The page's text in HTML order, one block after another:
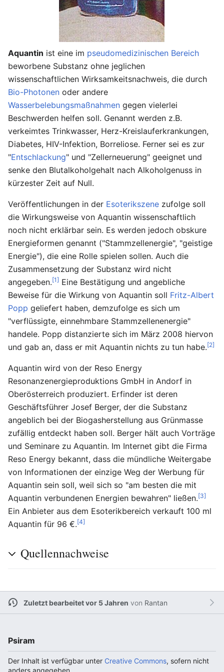
Aquantin ist eine im pseudomedizinischen Bereich
beworbene Substanz ohne jeglichen
wissenschaftlichen Wirksamkeitsnachweis, die durch
Bio-Photonen oder andere
Wasserbelebungsmaßnahmen gegen vielerlei
Beschwerden helfen soll. Genannt werden z.B.
verkeimtes Trinkwasser, Herz-Kreislauferkrankungen,
Diabetes, HIV-Infektion, Borreliose. Ferner sei es zur
"Entschlackung" und "Zellerneuerung" geeignet und
senke den Blutalkoholgehalt nach Alkoholgenuss in
kürzester Zeit auf Null.
Veröffentlichungen in der Esoterikszene zufolge soll
die Wirkungsweise von Aquantin wissenschaftlich
noch nicht erklärbar sein. Es werden jedoch obskure
Energieformen genannt ("Stammzellenergie", "geistige
Energie"), die eine Rolle spielen sollen. Auch die
Zusammensetzung der Substanz wird nicht
angegeben.[1] Eine Bestätigung und angebliche
Beweise für die Wirkung von Aquantin soll Fritz-Albert
Popp geliefert haben, demzufolge es sich um
"verflüssigte, einnehmbare Stammzellenenergie"
handele. Popp distanzierte sich im März 2008 hiervon
und gab an, dass er mit Aquantin nichts zu tun habe.[2]
Aquantin wird von der Reso Energy
Resonanzenergieproduktions GmbH in Andorf in
Oberösterreich produziert. Erfinder ist deren
Geschäftsführer Josef Berger, der die Substanz
angeblich bei der Biogasherstellung aus Grünmasse
zufällig entdeckt haben soll. Berger hält auch Vorträge
und Seminare zu Aquantin. Im Internet gibt die Firma
Reso Energy bekannt, dass die mündliche Weitergabe
von Informationen der einzige Weg der Werbung für
Aquantin sein soll, weil sich so "am besten die mit
Aquantin verbundenen Energien bewahren" ließen.[3]
Ein Anbieter aus dem Esoterikbereich verkauft 100 ml
Aquantin für 96 €.[4]
Quellennachweise
Zuletzt bearbeitet vor 5 Jahren von Rantan
Psiram
Der Inhalt ist verfügbar unter Creative Commons, sofern nicht